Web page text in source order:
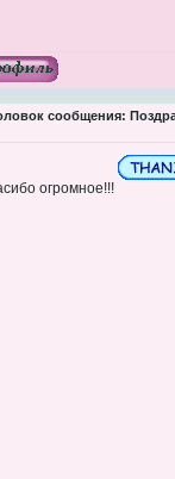
сообщения:
огромное!!!